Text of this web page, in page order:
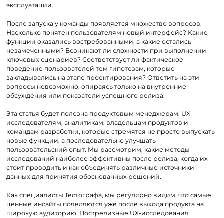
эксплуатации.
После запуска у команды появляется множество вопросов.
Насколько понятен пользователям новый интерфейс? Какие
функции оказались востребованными, а какие остались
незамеченными? Возникают ли сложности при выполнении
ключевых сценариев? Соответствует ли фактическое
поведение пользователей тем гипотезам, которые
закладывались на этапе проектирования? Ответить на эти
вопросы невозможно, опираясь только на внутренние
обсуждения или показатели успешного релиза.
Эта статья будет полезна продуктовым менеджерам, UX-
исследователям, аналитикам, владельцам продуктов и
командам разработки, которые стремятся не просто выпускать
новые функции, а последовательно улучшать
пользовательский опыт. Мы рассмотрим, какие методы
исследований наиболее эффективны после релиза, когда их
стоит проводить и как объединять различные источники
данных для принятия обоснованных решений.
Как специалисты Тестографа, мы регулярно видим, что самые
ценные инсайты появляются уже после выхода продукта на
широкую аудиторию. Пострелизные UX-исследования